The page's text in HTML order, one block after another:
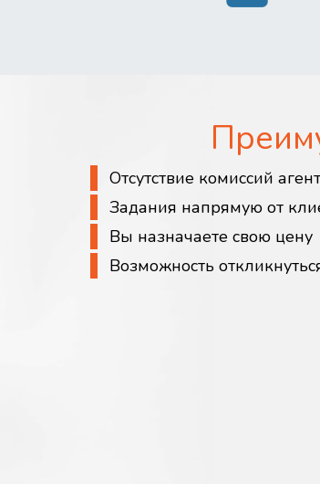
Отсутствие комиссий
Задания напрямую от
Вы назначаете свою цену
Возможность